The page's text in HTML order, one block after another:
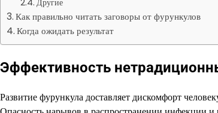
Другие
Как правильно читать заговоры от фурункулов
Когда ожидать результат
Эффективность
Развитие фурункула доставляет дискомфорт